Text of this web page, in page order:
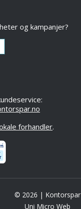
og kampanjer?
forhandler.
© 2026 | Kontorspar
Uni Micro Web